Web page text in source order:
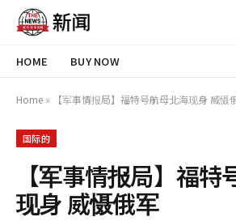
HOME BUY NOW
Home » 【军事情报局】福特号航母北海现身 威慑
国际的
【军事情报局】福
现身 威慑俄军